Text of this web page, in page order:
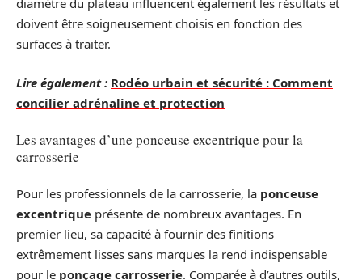
diamètre du plateau influencent également les résultats et
doivent être soigneusement choisis en fonction des
surfaces à traiter.
Lire également : Rodéo urbain et sécurité : Comment
concilier adrénaline et protection
Les avantages d’une ponceuse excentrique pour la
carrosserie
Pour les professionnels de la carrosserie, la ponceuse
excentrique présente de nombreux avantages. En
premier lieu, sa capacité à fournir des finitions
extrêmement lisses sans marques la rend indispensable
pour le ponçage carrosserie. Comparée à d’autres outils,